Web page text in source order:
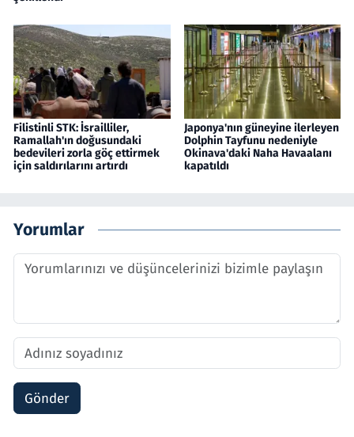
Filistinli STK: İsrailliler,
Ramallah'ın doğusundaki
bedevileri zorla göç ettirmek
için saldırılarını artırdı
Japonya'nın güneyine ilerleyen
Dolphin Tayfunu nedeniyle
Okinava'daki Naha Havaalanı
kapatıldı
Yorumlar
Gönder